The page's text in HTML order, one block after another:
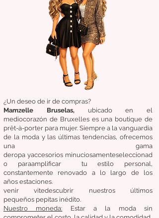
¿Un deseo de ir de compras?
Mamzelle Bruselas, ubicado en el
mediocorazón de Bruxelles es una boutique de
prêt-à-porter para mujer. Siempre a la vanguardia
de la moda y las últimas tendencias, ofrecemos
una gama
deropa yaccesorios minuciosamenteseleccionad
o paraamplificartu estilo personal,
constantemente renovado a lo largo de los
años estaciones.
venir vitedescubrir nuestros últimos
pequeños pepitas inédito.
Nuestro moneda:
Estar a la moda sin